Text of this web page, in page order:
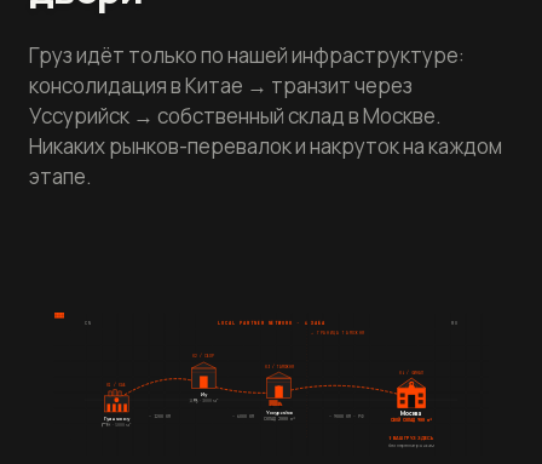
Груз идёт только по нашей инфраструктуре:
консолидация в Китае → транзит через
Уссурийск → собственный склад в Москве.
Никаких рынков-перевалок и накруток на каждом
этапе.
→ ГРАНИЦА ТАМОЖНЯ
Гуанчжоу
广州 · 5000 м²
01 / ХАБ
Иу
义乌 · 3000 м²
02 / СБОР
Уссурийск
СКЛАД 2000 м²
03 / ТАМОЖНЯ
★
Москва
СВОЙ СКЛАД 900 м²
04 / ФИНАЛ
~ 1200 КМ ~ 6000 КМ
CN RU
LOCAL PARTNER NETWORK · 4 ХАБА
↑ ВАШ ГРУЗ ЗДЕСЬ
без переплат рынкам